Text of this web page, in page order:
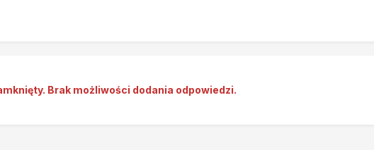
Brak możliwości dodania odpowiedzi.